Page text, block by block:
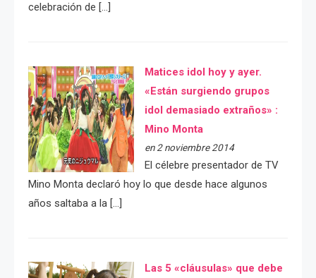
celebración de […]
Matices idol hoy y ayer.
«Están surgiendo grupos
idol demasiado extraños» :
Mino Monta
en 2 noviembre 2014
El célebre presentador de TV
Mino Monta declaró hoy lo que desde hace algunos
años saltaba a la […]
Las 5 «cláusulas» que debe